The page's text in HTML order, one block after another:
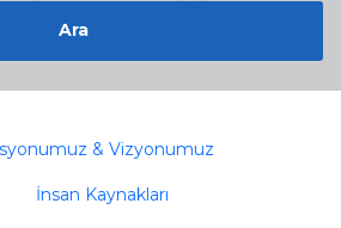
& Vizyonumuz
İnsan Kaynakları